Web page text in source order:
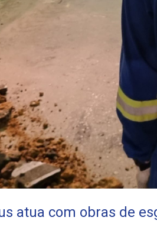
atua com obras de